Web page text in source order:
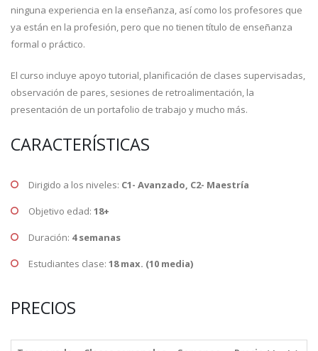
ninguna experiencia en la enseñanza, así como los profesores que
ya están en la profesión, pero que no tienen título de enseñanza
formal o práctico.
El curso incluye apoyo tutorial, planificación de clases supervisadas,
observación de pares, sesiones de retroalimentación, la
presentación de un portafolio de trabajo y mucho más.
CARACTERÍSTICAS
Dirigido a los niveles: C1- Avanzado, C2- Maestría
Objetivo edad: 18+
Duración: 4 semanas
Estudiantes clase: 18 max. (10 media)
PRECIOS